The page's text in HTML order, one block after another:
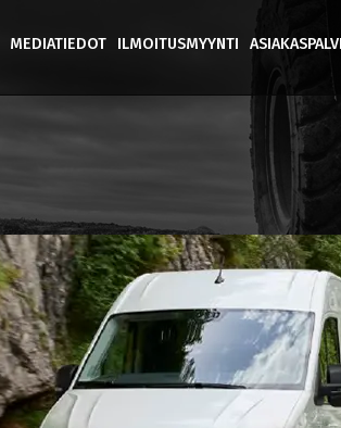
MEDIATIEDOT ILMOITUSMYYNTI